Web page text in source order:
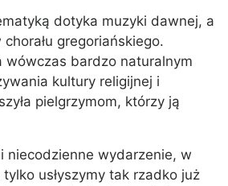
dotyka muzyki dawnej, a
gregoriańskiego.
wówczas bardzo naturalnym
kultury religijnej i
pielgrzymom, którzy ją
niecodzienne wydarzenie, w
usłyszymy tak rzadko już